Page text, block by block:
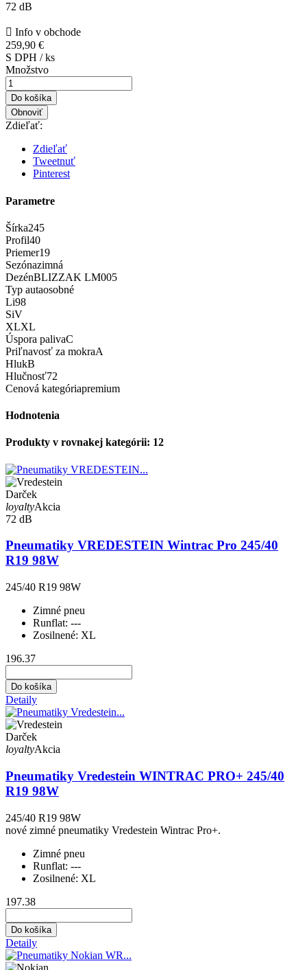
72 dB
 Info v obchode
259,90 €
S DPH / ks
Množstvo
Do košíka
Zdieľať:
Zdieľať
Tweetnuť
Pinterest
Parametre
Šírka245
Profil40
Priemer19
Sezónazimná
DezénBLIZZAK LM005
Typ autaosobné
Li98
SiV
XLXL
Úspora palivaC
Priľnavosť za mokraA
HlukB
Hlučnosť72
Cenová kategóriapremium
Hodnotenia
Produkty v rovnakej kategórii: 12
Darček
loyaltyAkcia
72 dB
Pneumatiky VREDESTEIN Wintrac Pro 245/40
R19 98W
245/40 R19 98W
Zimné pneu
Runflat: ---
Zosilnené: XL
196.37
Do košíka
Detaily
Darček
loyaltyAkcia
Pneumatiky Vredestein WINTRAC PRO+ 245/40
R19 98W
245/40 R19 98W
nové zimné pneumatiky Vredestein Wintrac Pro+.
Zimné pneu
Runflat: ---
Zosilnené: XL
197.38
Do košíka
Detaily